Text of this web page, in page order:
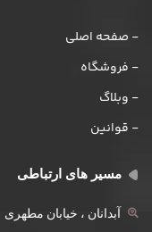
- صفحه اصلی
- فروشگاه
- وبلاگ
- قوانین
مسیر های ارتباطی
آبدانان ، خیابان مطهری